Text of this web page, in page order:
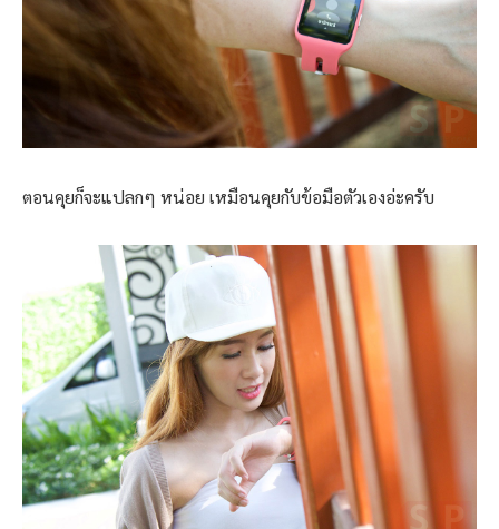
ตอนคุยก็จะแปลกๆ หน่อย เหมือนคุยกับข้อมือตัวเองอ่ะครับ